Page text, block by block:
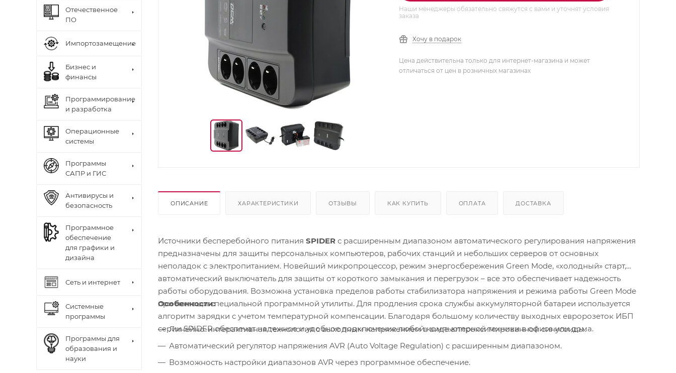
Наши менеджеры обязательно свяжутся с вами и уточнят условия
заказа
Хочу в подарок
Цена действительна только для интернет-магазина и может
отличаться от цен в розничных магазинах
ОПИСАНИЕ ХАРАКТЕРИСТИКИ ОТЗЫВЫ КАК КУПИТЬ ОПЛАТА ДОСТАВКА
Источники бесперебойного питания SPIDER с расширенным диапазоном автоматического регулирования напряжения
предназначены для защиты персональных компьютеров, рабочих станций и небольших серверов от основных
неполадок с электропитанием. Новейший микропроцессор, режим энергосбережения Green Mode, «холодный» старт,
автоматический выключатель для защиты от короткого замыкания и перегрузок – все это обеспечивает надежность
работы оборудования. Возможна установка пределов работы стабилизатора напряжения и режима работы Green Mode
при помощи специальной программной утилиты. Для продления срока службы аккумуляторной батареи используется
алгоритм зарядки с учетом температурной компенсации. Благодаря большому количеству выходных евророзеток ИБП
серии SPIDER обеспечат надежное и удобное подключение любой компьютерной техники в офисе или дома.
Особенности:
Линейно-интерактивная технология с выходным напряжением в виде аппроксимированной синусоиды.
Автоматический регулятор напряжения AVR (Auto Voltage Regulation) с расширенным диапазоном.
Возможность настройки диапазонов AVR через программное обеспечение.
Отечественное
ПО
Импортозамещение
Бизнес и
финансы
Программирование
и разработка
Операционные
системы
Программы
САПР и ГИС
Антивирусы и
безопасность
Программное
обеспечение
для графики и
дизайна
Сеть и интернет
Системные
программы
Программы для
образования и
науки